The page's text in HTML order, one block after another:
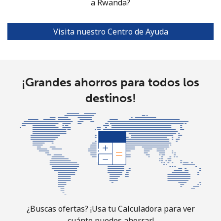
a Rwanda?
Visita nuestro Centro de Ayuda
¡Grandes ahorros para todos los
destinos!
¿Buscas ofertas? ¡Usa tu Calculadora para ver